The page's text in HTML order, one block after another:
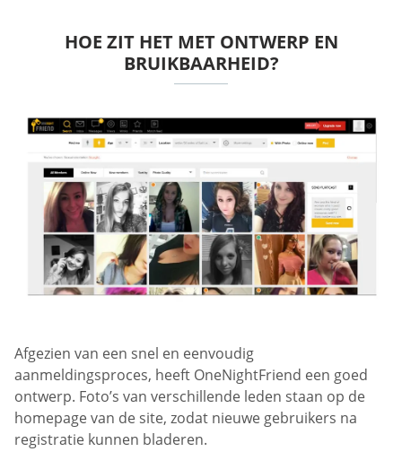
HOE ZIT HET MET ONTWERP EN
BRUIKBAARHEID?
Afgezien van een snel en eenvoudig
aanmeldingsproces, heeft OneNightFriend een goed
ontwerp. Foto’s van verschillende leden staan op de
homepage van de site, zodat nieuwe gebruikers na
registratie kunnen bladeren.